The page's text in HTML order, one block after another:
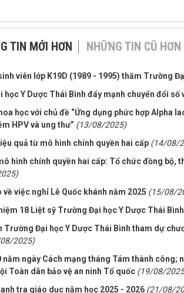
TIN MỚI HƠN NHỮNG TIN CŨ HƠN
viên lớp K19D (1989 - 1995) thăm Trường
học Y Dược Thái Bình đẩy mạnh chuyển đổi số
học với chủ đề “Ứng dụng phức hợp
HPV và ung thư” (13/08/2025)
quả từ mô hình chính quyền hai cấp (14/08/
hình chính quyền hai cấp: Tổ chức đồng bộ,
về việc nghỉ Lễ Quốc khánh năm 2025 (15/08/
18 Liệt sỹ Trường Đại học Y Dược Thái Bình
Trường Đại học Y Dược Thái Bình tham dự
2025)
năm ngày Cách mạng tháng Tám thành công;
Toàn dân bảo vệ an ninh Tổ quốc (19/08/
tra giáo dục năm học 2025 - 2026 (21/08/